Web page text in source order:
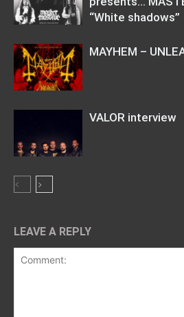
“White shadows”
MAYHEM –
VALOR interview
LEAVE A REPLY